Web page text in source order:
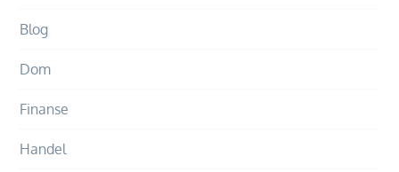
Blog
Dom
Finanse
Handel